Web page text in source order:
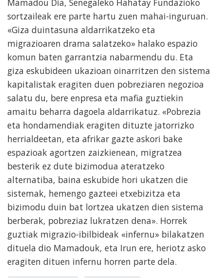
sortzaileak ere parte hartu zuen mahai-inguruan.
«Giza duintasuna aldarrikatzeko eta
migrazioaren drama salatzeko» halako espazio
komun baten garrantzia nabarmendu du. Eta
giza eskubideen ukazioan oinarritzen den sistema
kapitalistak eragiten duen pobreziaren negozioa
salatu du, bere enpresa eta mafia guztiekin
amaitu beharra dagoela aldarrikatuz. «Pobrezia
eta hondamendiak eragiten dituzte jatorrizko
herrialdeetan, eta afrikar gazte askori bake
espazioak agortzen zaizkienean, migratzea
besterik ez dute bizimodua ateratzeko
alternatiba, baina eskubide hori ukatzen die
sistemak, hemengo gazteei etxebizitza eta
bizimodu duin bat lortzea ukatzen dien sistema
berberak, pobreziaz lukratzen dena». Horrek
guztiak migrazio-ibilbideak «infernu» bilakatzen
dituela dio Mamadouk, eta Irun ere, heriotz asko
eragiten dituen infernu horren parte dela.